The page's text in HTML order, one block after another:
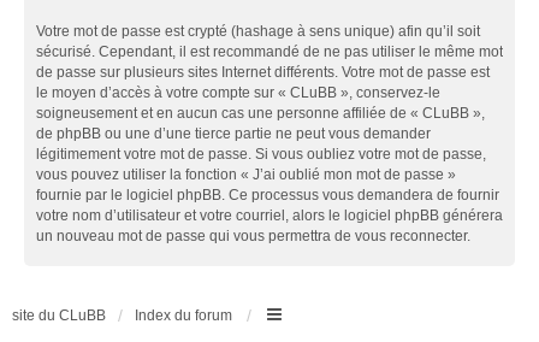
Votre mot de passe est crypté (hashage à sens unique) afin qu’il soit
sécurisé. Cependant, il est recommandé de ne pas utiliser le même mot
de passe sur plusieurs sites Internet différents. Votre mot de passe est
le moyen d’accès à votre compte sur « CLuBB », conservez-le
soigneusement et en aucun cas une personne affiliée de « CLuBB »,
de phpBB ou une d’une tierce partie ne peut vous demander
légitimement votre mot de passe. Si vous oubliez votre mot de passe,
vous pouvez utiliser la fonction « J’ai oublié mon mot de passe »
fournie par le logiciel phpBB. Ce processus vous demandera de fournir
votre nom d’utilisateur et votre courriel, alors le logiciel phpBB générera
un nouveau mot de passe qui vous permettra de vous reconnecter.
site du CLuBB Index du forum